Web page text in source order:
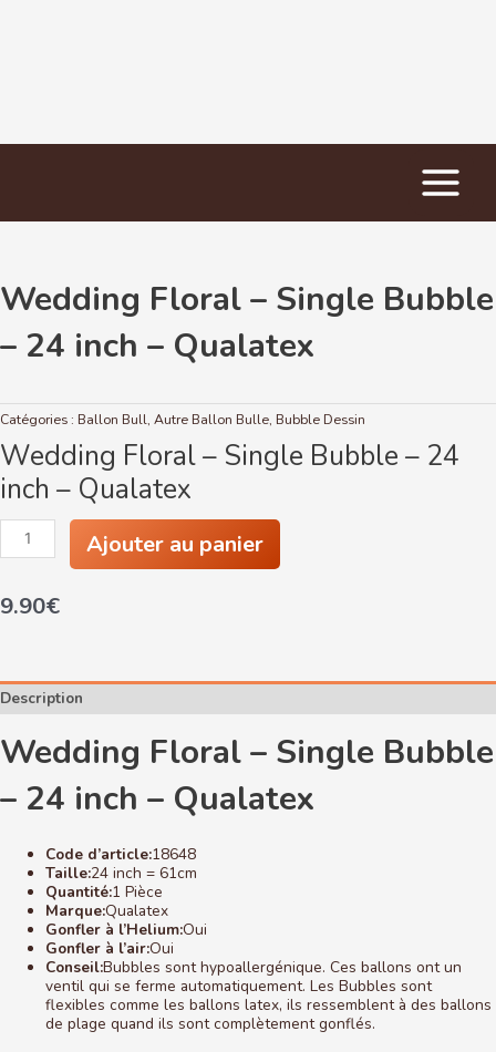
Main
Menu
Wedding Floral – Single Bubble
– 24 inch – Qualatex
Catégories : Ballon Bull, Autre Ballon Bulle, Bubble Dessin
Wedding Floral – Single Bubble – 24
inch – Qualatex
quantité
Wedding
-
24
inch
-
Qualatex
Ajouter au panier
9.90€
Description
Wedding Floral – Single Bubble
– 24 inch – Qualatex
Code d’article:18648
Taille:24 inch = 61cm
Quantité:1 Pièce
Marque:Qualatex
Gonfler à l’Helium:Oui
Gonfler à l’air:Oui
Conseil:Bubbles sont hypoallergénique. Ces ballons ont un
ventil qui se ferme automatiquement. Les Bubbles sont
flexibles comme les ballons latex, ils ressemblent à des ballons
de plage quand ils sont complètement gonflés.